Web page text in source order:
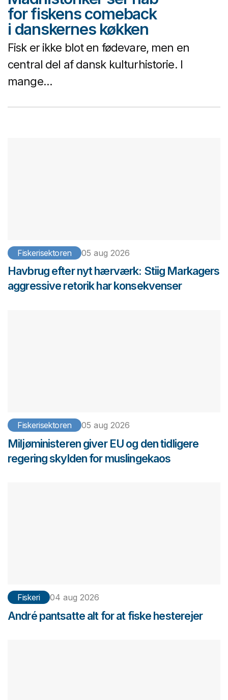
for fiskens comeback
i danskernes køkken
Fisk er ikke blot en fødevare, men en
central del af dansk kulturhistorie. I
mange...
Fiskerisektoren 05 aug 2026
Havbrug efter nyt hærværk: Stiig Markagers
aggressive retorik har konsekvenser
Fiskerisektoren 05 aug 2026
Miljøministeren giver EU og den tidligere
regering skylden for muslingekaos
Fiskeri 04 aug 2026
André pantsatte alt for at fiske hesterejer